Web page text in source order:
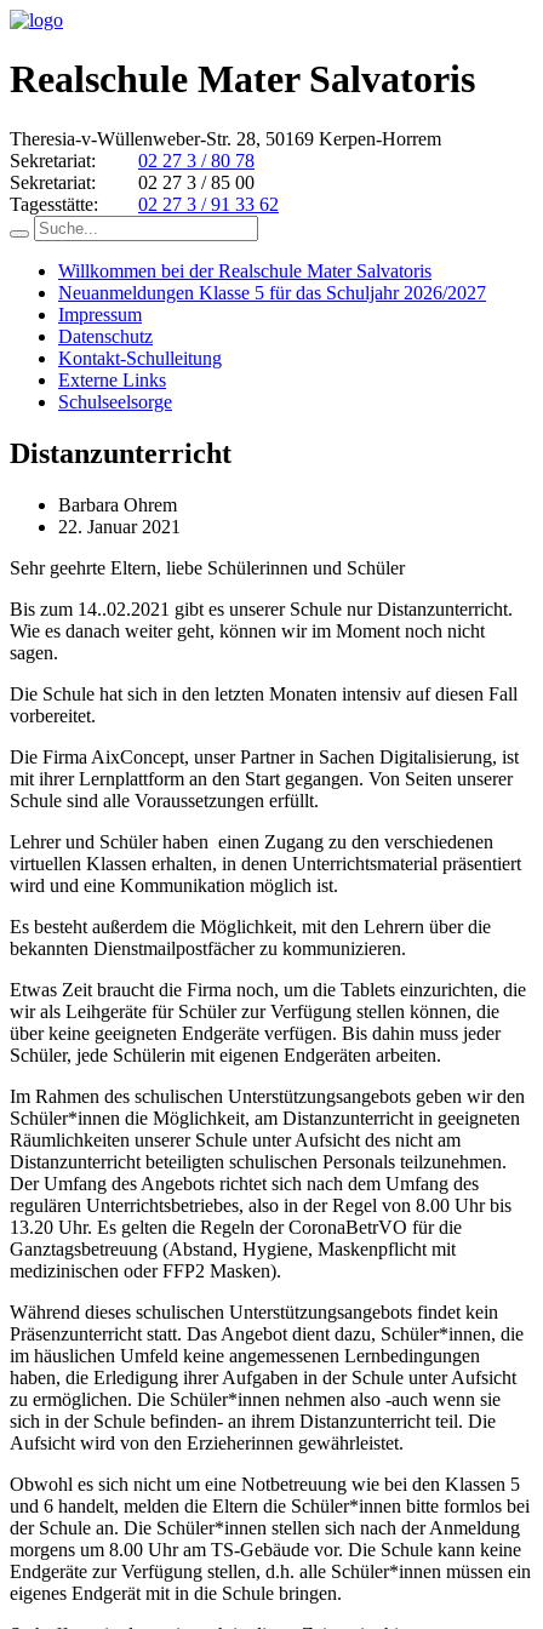
Realschule Mater Salvatoris
Theresia-v-Wüllenweber-Str. 28, 50169 Kerpen-Horrem
Sekretariat:
02 27 3 / 80 78
Sekretariat:
02 27 3 / 85 00
Tagesstätte:
02 27 3 / 91 33 62
Willkommen bei der Realschule Mater Salvatoris
Neuanmeldungen Klasse 5 für das Schuljahr 2026/2027
Impressum
Datenschutz
Kontakt-Schulleitung
Externe Links
Schulseelsorge
Distanzunterricht
Barbara Ohrem
22. Januar 2021
Sehr geehrte Eltern, liebe Schülerinnen und Schüler
Bis zum 14..02.2021 gibt es unserer Schule nur Distanzunterricht.
Wie es danach weiter geht, können wir im Moment noch nicht
sagen.
Die Schule hat sich in den letzten Monaten intensiv auf diesen Fall
vorbereitet.
Die Firma AixConcept, unser Partner in Sachen Digitalisierung, ist
mit ihrer Lernplattform an den Start gegangen. Von Seiten unserer
Schule sind alle Voraussetzungen erfüllt.
Lehrer und Schüler haben einen Zugang zu den verschiedenen
virtuellen Klassen erhalten, in denen Unterrichtsmaterial präsentiert
wird und eine Kommunikation möglich ist.
Es besteht außerdem die Möglichkeit, mit den Lehrern über die
bekannten Dienstmailpostfächer zu kommunizieren.
Etwas Zeit braucht die Firma noch, um die Tablets einzurichten, die
wir als Leihgeräte für Schüler zur Verfügung stellen können, die
über keine geeigneten Endgeräte verfügen. Bis dahin muss jeder
Schüler, jede Schülerin mit eigenen Endgeräten arbeiten.
Im Rahmen des schulischen Unterstützungsangebots geben wir den
Schüler*innen die Möglichkeit, am Distanzunterricht in geeigneten
Räumlichkeiten unserer Schule unter Aufsicht des nicht am
Distanzunterricht beteiligten schulischen Personals teilzunehmen.
Der Umfang des Angebots richtet sich nach dem Umfang des
regulären Unterrichtsbetriebes, also in der Regel von 8.00 Uhr bis
13.20 Uhr. Es gelten die Regeln der CoronaBetrVO für die
Ganztagsbetreuung (Abstand, Hygiene, Maskenpflicht mit
medizinischen oder FFP2 Masken).
Während dieses schulischen Unterstützungsangebots findet kein
Präsenzunterricht statt. Das Angebot dient dazu, Schüler*innen, die
im häuslichen Umfeld keine angemessenen Lernbedingungen
haben, die Erledigung ihrer Aufgaben in der Schule unter Aufsicht
zu ermöglichen. Die Schüler*innen nehmen also -auch wenn sie
sich in der Schule befinden- an ihrem Distanzunterricht teil. Die
Aufsicht wird von den Erzieherinnen gewährleistet.
Obwohl es sich nicht um eine Notbetreuung wie bei den Klassen 5
und 6 handelt, melden die Eltern die Schüler*innen bitte formlos bei
der Schule an. Die Schüler*innen stellen sich nach der Anmeldung
morgens um 8.00 Uhr am TS-Gebäude vor. Die Schule kann keine
Endgeräte zur Verfügung stellen, d.h. alle Schüler*innen müssen ein
eigenes Endgerät mit in die Schule bringen.